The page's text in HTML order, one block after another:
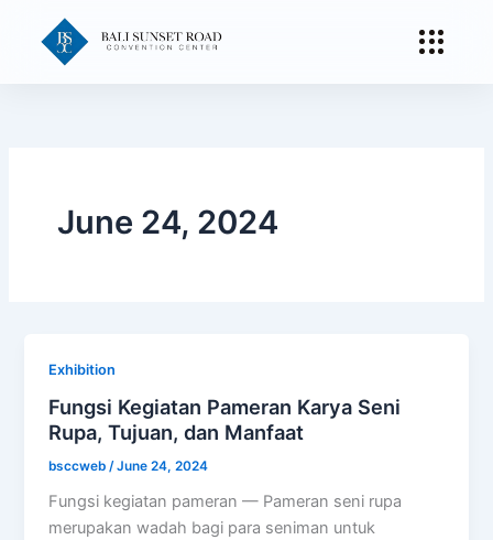
content
June 24, 2024
Exhibition
Fungsi Kegiatan Pameran Karya Seni
Rupa, Tujuan, dan Manfaat
bsccweb /June 24, 2024
Fungsi kegiatan pameran — Pameran seni rupa
merupakan wadah bagi para seniman untuk